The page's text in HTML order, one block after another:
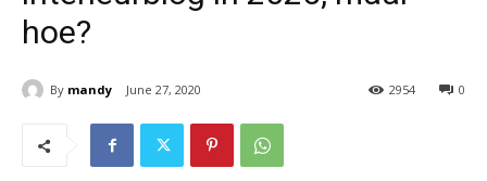
hoe?
By mandy June 27, 2020 0
2954